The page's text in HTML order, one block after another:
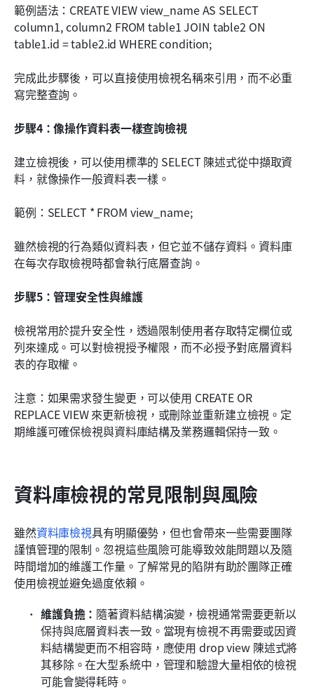
範例語法：CREATE VIEW view_name AS SELECT
column1, column2 FROM table1 JOIN table2 ON
table1.id = table2.id WHERE condition;
完成此步驟後，可以直接使用檢視名稱來引用，而不必重
寫完整查詢。
步驟4：像操作資料表一樣查詢檢視
建立檢視後，可以使用標準的 SELECT 陳述式從中擷取資
料，就像操作一般資料表一樣。
範例：SELECT * FROM view_name;
雖然檢視的行為類似資料表，但它並不儲存資料。資料庫
在每次存取檢視時都會執行底層查詢。
步驟5：管理安全性與維護
檢視常用於提升安全性，透過限制使用者存取特定欄位或
列來達成。可以對檢視授予權限，而不必授予對底層資料
表的存取權。
注意：如果需求發生變更，可以使用 CREATE OR
REPLACE VIEW 來更新檢視，或刪除並重新建立檢視。定
期維護可確保檢視與資料庫結構及業務邏輯保持一致。
資料庫檢視的常見限制與風險
雖然資料庫檢視具有明顯優勢，但也會帶來一些需要團隊
謹慎管理的限制。忽視這些風險可能導致效能問題以及隨
時間增加的維護工作量。了解常見的陷阱有助於團隊正確
使用檢視並避免過度依賴。
維護負擔： 隨著資料結構演變，檢視通常需要更新以
保持與底層資料表一致。當現有檢視不再需要或因資
料結構變更而不相容時，應使用 drop view 陳述式將
其移除。在大型系統中，管理和驗證大量相依的檢視
可能會變得耗時。